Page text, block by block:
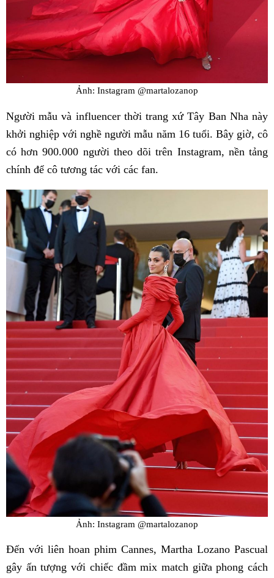
Ảnh: Instagram @martalozanop
Người mẫu và influencer thời trang xứ Tây Ban Nha này
khởi nghiệp với nghề người mẫu năm 16 tuổi. Bây giờ, cô
có hơn 900.000 người theo dõi trên Instagram, nền tảng
chính để cô tương tác với các fan.
Ảnh: Instagram @martalozanop
Đến với liên hoan phim Cannes, Martha Lozano Pascual
gây ấn tượng với chiếc đầm mix match giữa phong cách